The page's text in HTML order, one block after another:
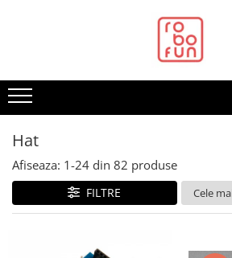
Arduino Original
Arduino Compatibil
Raspberry PI
Alimentare
Racire
Hat
Afiseaza: 1-24 din 82 produse
FILTRE